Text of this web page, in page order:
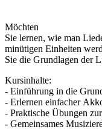
Möchten
Sie lernen, wie man
minütigen Einheiten
Sie die Grundlagen der
Kursinhalte:
- Einführung in die
- Erlernen einfacher
- Praktische Übungen
- Gemeinsames